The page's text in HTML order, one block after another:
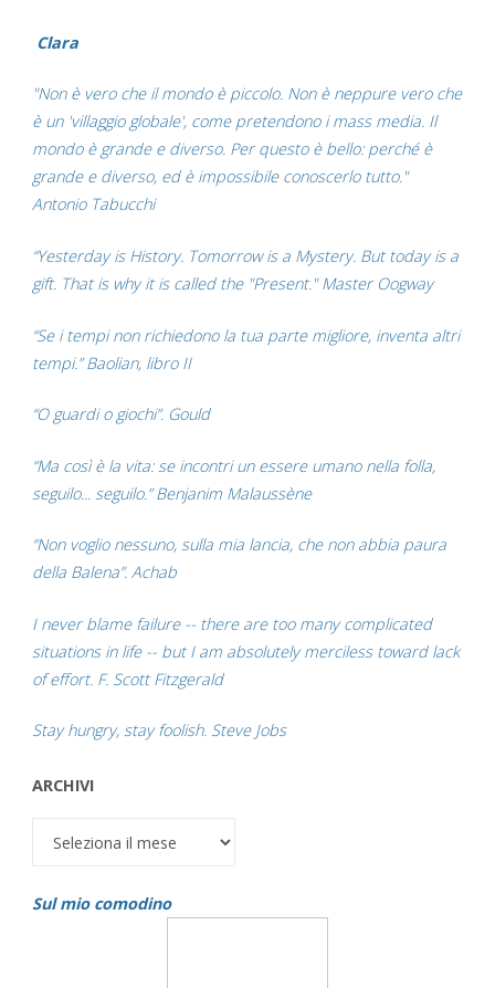
Clara
"Non è vero che il mondo è piccolo. Non è neppure vero che
è un 'villaggio globale', come pretendono i mass media. Il
mondo è grande e diverso. Per questo è bello: perché è
grande e diverso, ed è impossibile conoscerlo tutto."
Antonio Tabucchi
“Yesterday is History. Tomorrow is a Mystery. But today is a
gift. That is why it is called the "Present." Master Oogway
“Se i tempi non richiedono la tua parte migliore, inventa altri
tempi.” Baolian, libro II
“O guardi o giochi”. Gould
“Ma così è la vita: se incontri un essere umano nella folla,
seguilo... seguilo.” Benjanim Malaussène
“Non voglio nessuno, sulla mia lancia, che non abbia paura
della Balena”. Achab
I never blame failure -- there are too many complicated
situations in life -- but I am absolutely merciless toward lack
of effort. F. Scott Fitzgerald
Stay hungry, stay foolish. Steve Jobs
ARCHIVI
Sul mio comodino